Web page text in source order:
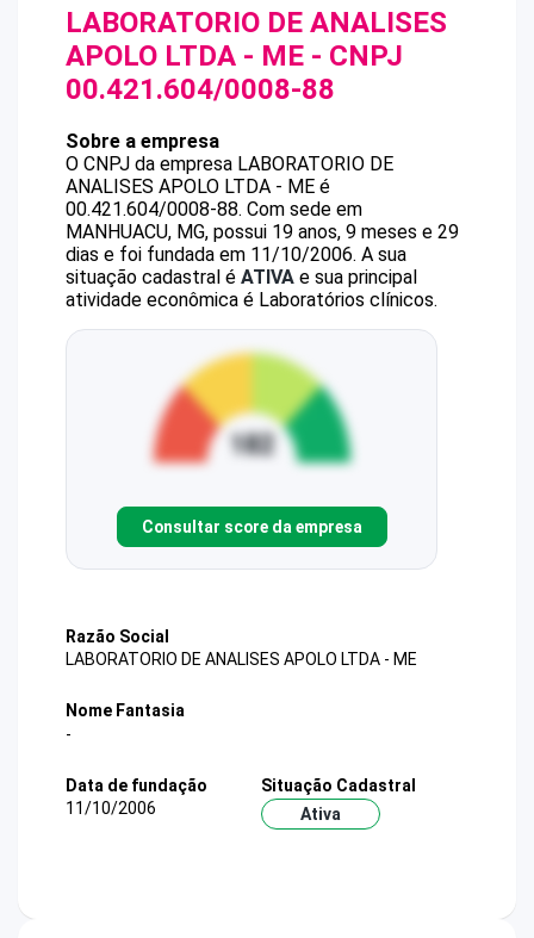
LABORATORIO DE ANALISES
APOLO LTDA - ME - CNPJ
00.421.604/0008-88
Sobre a empresa
O CNPJ da empresa LABORATORIO DE
ANALISES APOLO LTDA - ME é
00.421.604/0008-88. Com sede em
MANHUACU, MG, possui 19 anos, 9 meses e 29
dias e foi fundada em 11/10/2006. A sua
situação cadastral é ATIVA e sua principal
atividade econômica é Laboratórios clínicos.
Consultar score da empresa
Razão Social
LABORATORIO DE ANALISES APOLO LTDA - ME
Nome Fantasia
-
Data de fundação
11/10/2006
Situação Cadastral
Ativa